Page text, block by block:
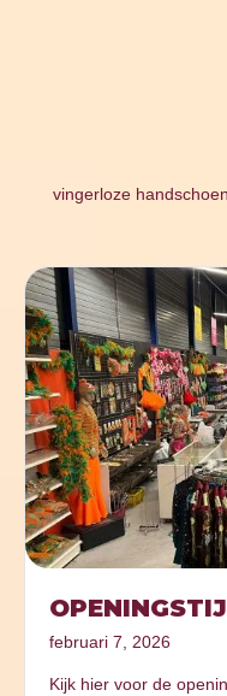
vingerloze
februari 7, 2026
Kijk hier voor de